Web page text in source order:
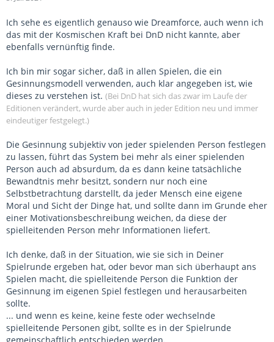
Ich sehe es eigentlich genauso wie Dreamforce, auch wenn ich
das mit der Kosmischen Kraft bei DnD nicht kannte, aber
ebenfalls vernünftig finde.
Ich bin mir sogar sicher, daß in allen Spielen, die ein
Gesinnungsmodell verwenden, auch klar angegeben ist, wie
dieses zu verstehen ist. (Bei DnD hat sich das zwar im Laufe der
Editionen verändert, wurde aber auch in jeder Edition neu und immer
eindeutiger festgelegt.)
Die Gesinnung subjektiv von jeder spielenden Person festlegen
zu lassen, führt das System bei mehr als einer spielenden
Person auch ad absurdum, da es dann keine tatsächliche
Bewandtnis mehr besitzt, sondern nur noch eine
Selbstbetrachtung darstellt, da jeder Mensch eine eigene
Moral und Sicht der Dinge hat, und sollte dann im Grunde eher
einer Motivationsbeschreibung weichen, da diese der
spielleitenden Person mehr Informationen liefert.
Ich denke, daß in der Situation, wie sie sich in Deiner
Spielrunde ergeben hat, oder bevor man sich überhaupt ans
Spielen macht, die spielleitende Person die Funktion der
Gesinnung im eigenen Spiel festlegen und herausarbeiten
sollte.
... und wenn es keine, keine feste oder wechselnde
spielleitende Personen gibt, sollte es in der Spielrunde